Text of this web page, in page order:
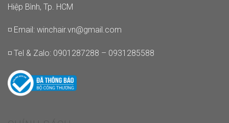
Hiệp Bình, Tp. HCM
◽ Email: winchair.vn@gmail.com
◽ Tel & Zalo: 0901287288 – 0931285588